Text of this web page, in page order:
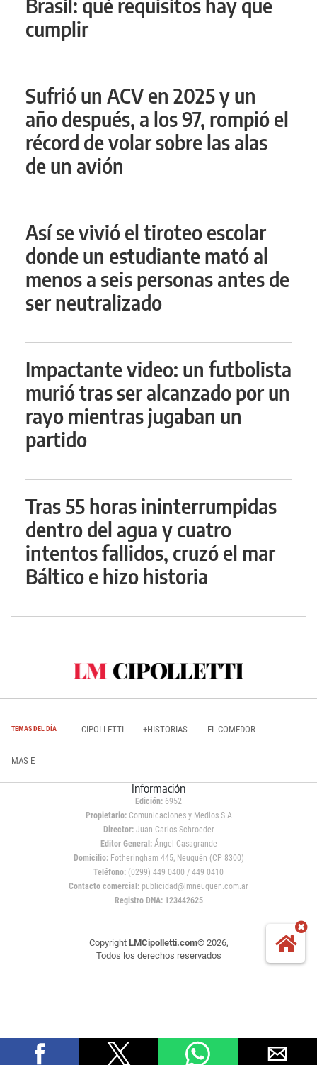
Brasil: qué requisitos hay que
cumplir
Sufrió un ACV en 2025 y un
año después, a los 97, rompió el
récord de volar sobre las alas
de un avión
Así se vivió el tiroteo escolar
donde un estudiante mató al
menos a seis personas antes de
ser neutralizado
Impactante video: un futbolista
murió tras ser alcanzado por un
rayo mientras jugaban un
partido
Tras 55 horas ininterrumpidas
dentro del agua y cuatro
intentos fallidos, cruzó el mar
Báltico e hizo historia
TEMAS DEL DÍA CIPOLLETTI +HISTORIAS EL COMEDOR
MAS E
Información
Edición: 6952
Propietario:Comunicaciones y Medios S.A
Director: Juan Carlos Schroeder
Editor General:Ángel Casagrande
Domicilio:Fotheringham 445, Neuquén (CP 8300)
Teléfono: (0299) 449 0400 / 449 0410
Contacto comercial: publicidad@lmneuquen.com.ar
Registro DNA: 123442625
Copyright LMCipolletti.com© 2026,
Todos los derechos reservados